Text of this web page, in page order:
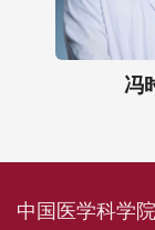
冯
中国医学科学